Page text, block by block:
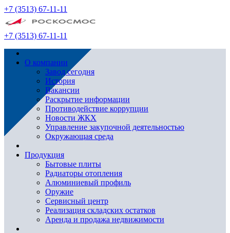
+7 (3513) 67-11-11
+7 (3513) 67-11-11
О компании
Завод сегодня
История
Вакансии
Раскрытие информации
Противодействие коррупции
Новости ЖКХ
Управление закупочной деятельностью
Окружающая среда
Продукция
Бытовые плиты
Радиаторы отопления
Алюминиевый профиль
Оружие
Сервисный центр
Реализация складских остатков
Аренда и продажа недвижимости